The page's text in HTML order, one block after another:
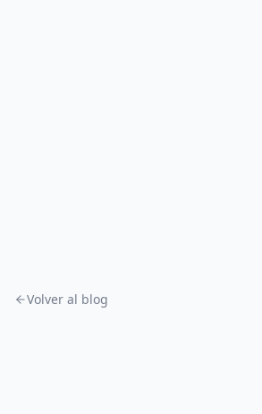
Volver al blog